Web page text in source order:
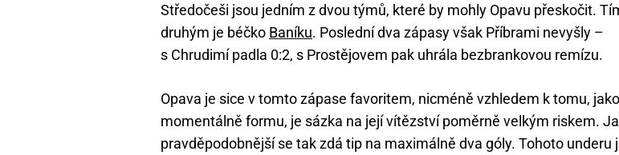
Středočeši jsou jedním z dvou týmů, které by mohly Opavu přeskočit.
druhým je béčko Baníku. Poslední dva zápasy však Příbrami nevyšly –
s Chrudimí padla 0:2, s Prostějovem pak uhrála bezbrankovou remízu.
Opava je sice v tomto zápase favoritem, nicméně vzhledem k tomu,
momentálně formu, je sázka na její vítězství poměrně velkým riskem.
pravděpodobnější se tak zdá tip na maximálně dva góly. Tohoto underu